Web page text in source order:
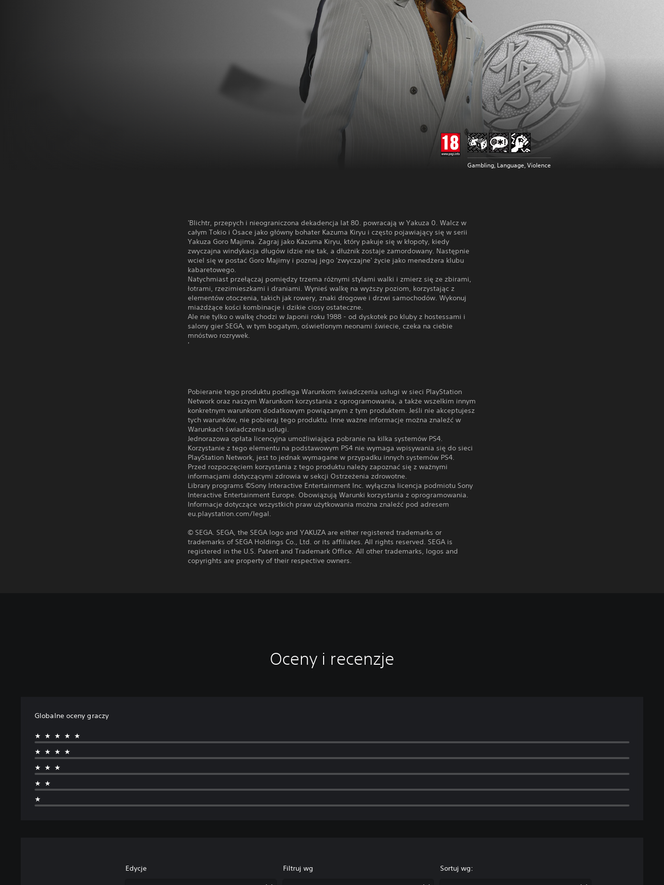
Gambling, Language, Violence
'Blichtr, przepych i nieograniczona dekadencja lat 80. powracają w Yakuza 0. Walcz w
całym Tokio i Osace jako główny bohater Kazuma Kiryu i często pojawiający się w serii
Yakuza Goro Majima. Zagraj jako Kazuma Kiryu, który pakuje się w kłopoty, kiedy
zwyczajna windykacja długów idzie nie tak, a dłużnik zostaje zamordowany. Następnie
wciel się w postać Goro Majimy i poznaj jego 'zwyczajne' życie jako menedżera klubu
kabaretowego.
Natychmiast przełączaj pomiędzy trzema różnymi stylami walki i zmierz się ze zbirami,
łotrami, rzezimieszkami i draniami. Wynieś walkę na wyższy poziom, korzystając z
elementów otoczenia, takich jak rowery, znaki drogowe i drzwi samochodów. Wykonuj
miażdżące kości kombinacje i dzikie ciosy ostateczne.
Ale nie tylko o walkę chodzi w Japonii roku 1988 - od dyskotek po kluby z hostessami i
salony gier SEGA, w tym bogatym, oświetlonym neonami świecie, czeka na ciebie
mnóstwo rozrywek.
'
Pobieranie tego produktu podlega Warunkom świadczenia usługi w sieci PlayStation
Network oraz naszym Warunkom korzystania z oprogramowania, a także wszelkim innym
konkretnym warunkom dodatkowym powiązanym z tym produktem. Jeśli nie akceptujesz
tych warunków, nie pobieraj tego produktu. Inne ważne informacje można znaleźć w
Warunkach świadczenia usługi.
Jednorazowa opłata licencyjna umożliwiająca pobranie na kilka systemów PS4.
Korzystanie z tego elementu na podstawowym PS4 nie wymaga wpisywania się do sieci
PlayStation Network, jest to jednak wymagane w przypadku innych systemów PS4.
Przed rozpoczęciem korzystania z tego produktu należy zapoznać się z ważnymi
informacjami dotyczącymi zdrowia w sekcji Ostrzeżenia zdrowotne.
Library programs ©Sony Interactive Entertainment Inc. wyłączna licencja podmiotu Sony
Interactive Entertainment Europe. Obowiązują Warunki korzystania z oprogramowania.
Informacje dotyczące wszystkich praw użytkowania można znaleźć pod adresem
eu.playstation.com/legal.
© SEGA. SEGA, the SEGA logo and YAKUZA are either registered trademarks or
trademarks of SEGA Holdings Co., Ltd. or its affiliates. All rights reserved. SEGA is
registered in the U.S. Patent and Trademark Office. All other trademarks, logos and
copyrights are property of their respective owners.
Oceny i recenzje
Globalne oceny graczy
★★★★★
★★★★
★★★
★★
★
Edycje Filtruj wg Sortuj wg: